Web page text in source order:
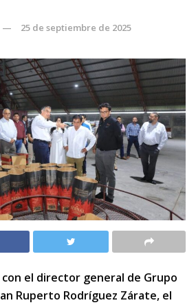
25 de septiembre de 2025
el director general de Grupo
Ruperto Rodríguez Zárate, el